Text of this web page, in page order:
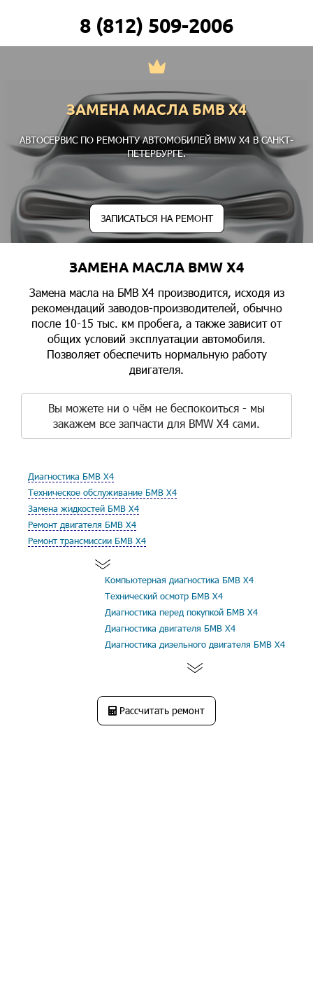
8 (812) 509-2006
ЗАМЕНА МАСЛА БМВ Х4
АВТОСЕРВИС ПО РЕМОНТУ АВТОМОБИЛЕЙ BMW X4 В САНКТ-
ПЕТЕРБУРГЕ.
ЗАПИСАТЬСЯ НА РЕМОНТ
ЗАМЕНА МАСЛА BMW X4
Замена масла на БМВ Х4 производится, исходя из
рекомендаций заводов-производителей, обычно
после 10-15 тыс. км пробега, а также зависит от
общих условий эксплуатации автомобиля.
Позволяет обеспечить нормальную работу
двигателя.
Вы можете ни о чём не беспокоиться - мы
закажем все запчасти для BMW X4 сами.
Диагностика БМВ Х4
Техническое обслуживание БМВ Х4
Замена жидкостей БМВ Х4
Ремонт двигателя БМВ Х4
Ремонт трансмиссии БМВ Х4
Компьютерная диагностика БМВ Х4
Технический осмотр БМВ Х4
Диагностика перед покупкой БМВ Х4
Диагностика двигателя БМВ Х4
Диагностика дизельного двигателя БМВ Х4
Рассчитать ремонт